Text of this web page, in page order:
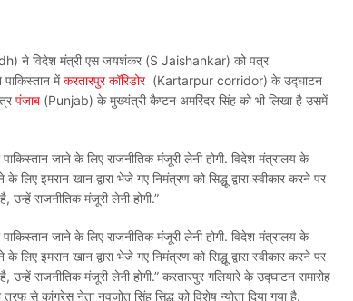
ने विदेश मंत्री एस जयशंकर (S Jaishankar) को पत्र
मेंकरतारपुर कॉरिडोर(Kartarpur corridor) के उद्घाटन
पंजाब (Punjab) के मुख्यंत्री कैप्टन अमरिंदर सिंह को भी लिखा है उसमें
जाने के लिए राजनीतिक मंजूरी लेनी होगी. विदेश मंत्रालय के
इमरान खान द्वारा भेजे गए निमंत्रण को सिद्धू द्वारा स्वीकार करने पर
उन्हें राजनीतिक मंजूरी लेनी होगी.”
जाने के लिए राजनीतिक मंजूरी लेनी होगी. विदेश मंत्रालय के
इमरान खान द्वारा भेजे गए निमंत्रण को सिद्धू द्वारा स्वीकार करने पर
उन्हें राजनीतिक मंजूरी लेनी होगी.” करतारपुर गलियारे के उद्घाटन समारोह
से कांग्रेस नेता नवजोत सिंह सिद्धू को विशेष न्योता दिया गया है.